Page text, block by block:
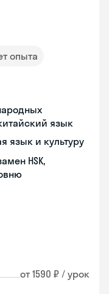
опыта
язык
язык и культуру
HSK,
от 1590 ₽ / урок